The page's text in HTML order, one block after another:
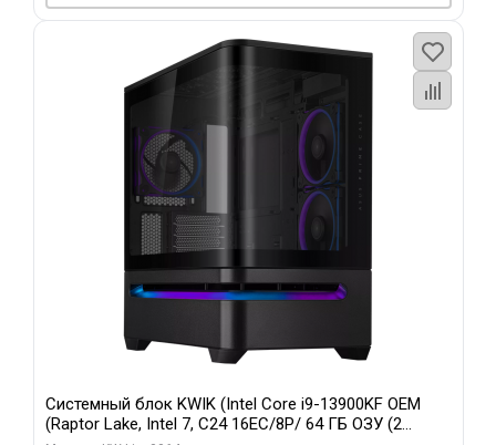
Системный блок KWIK (Intel Core i9-13900KF OEM
(Raptor Lake, Intel 7, C24 16EC/8P/ 64 ГБ ОЗУ (2